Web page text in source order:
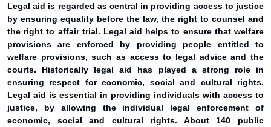
Legal aid is regarded as central in providing access to justice
by ensuring equality before the law, the right to counsel and
the right to affair trial. Legal aid helps to ensure that welfare
provisions are enforced by providing people entitled to
welfare provisions, such as access to legal advice and the
courts. Historically legal aid has played a strong role in
ensuring respect for economic, social and cultural rights.
Legal aid is essential in providing individuals with access to
justice, by allowing the individual legal enforcement of
economic, social and cultural rights. About 140 public